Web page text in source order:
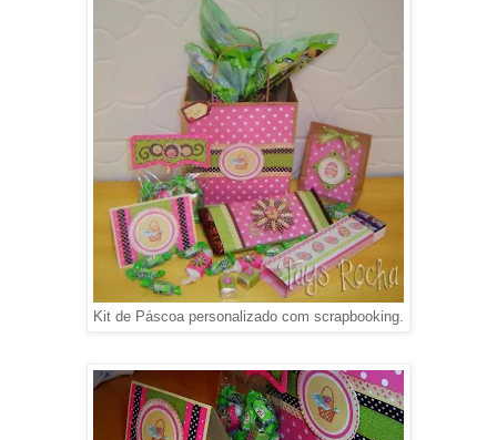
Kit de Páscoa personalizado com scrapbooking.